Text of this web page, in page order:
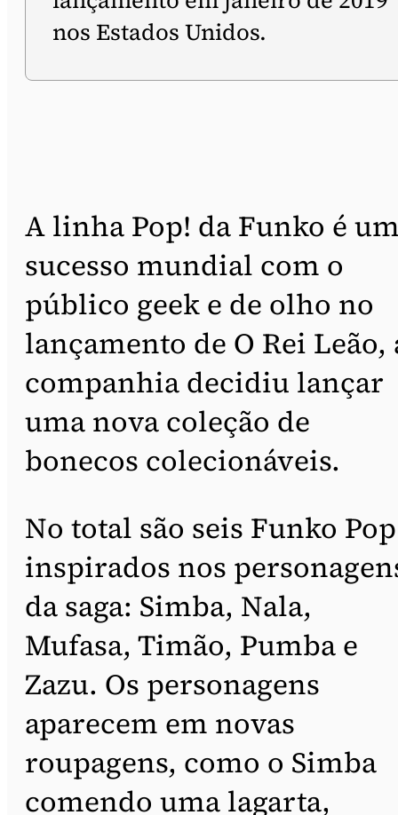
nos Estados Unidos.
A linha Pop! da Funko é
sucesso mundial com o
público geek e de olho no
lançamento de O Rei Leão,
companhia decidiu lançar
uma nova coleção de
bonecos colecionáveis.
No total são seis Funko
inspirados nos
da saga: Simba, Nala,
Mufasa, Timão, Pumba e
Zazu. Os personagens
aparecem em novas
roupagens, como o Simba
comendo uma lagarta,